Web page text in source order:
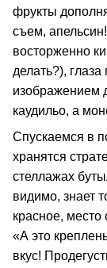
фрукты
съем,
восторженно
делать?),
изображением
каудильо, а
Спускаемся в
хранятся
стеллажах
видимо, знает
красное, место
«А это
вкус!